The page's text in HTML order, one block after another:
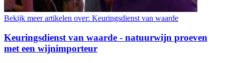
Bekijk meer artikelen over: Keuringsdienst van waarde
Keuringsdienst van waarde - natuurwijn proeven
met een wijnimporteur